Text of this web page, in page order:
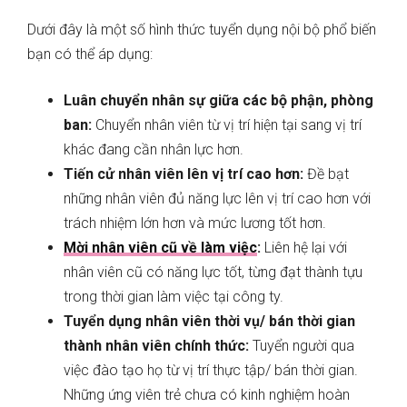
Dưới đây là một số hình thức tuyển dụng nội bộ phổ biến
bạn có thể áp dụng:
Luân chuyển nhân sự giữa các bộ phận, phòng
ban: Chuyển nhân viên từ vị trí hiện tại sang vị trí
khác đang cần nhân lực hơn.
Tiến cử nhân viên lên vị trí cao hơn: Đề bạt
những nhân viên đủ năng lực lên vị trí cao hơn với
trách nhiệm lớn hơn và mức lương tốt hơn.
Mời nhân viên cũ về làm việc: Liên hệ lại với
nhân viên cũ có năng lực tốt, từng đạt thành tựu
trong thời gian làm việc tại công ty.
Tuyển dụng nhân viên thời vụ/ bán thời gian
thành nhân viên chính thức: Tuyển người qua
việc đào tạo họ từ vị trí thực tập/ bán thời gian.
Những ứng viên trẻ chưa có kinh nghiệm hoàn